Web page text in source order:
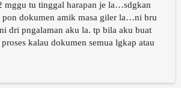
mggu tu tinggal harapan je la…sdgkan
pon dokumen amik masa giler la…ni bru
dri pngalaman aku la. tp bila aku buat
kalau dokumen semua lgkap atau